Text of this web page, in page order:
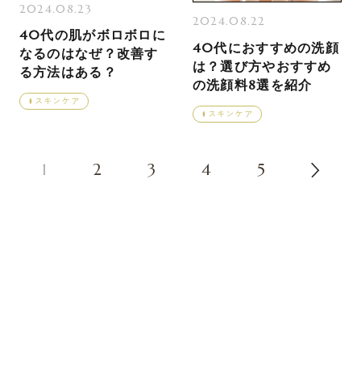
2024.08.23
40代の肌がボロボロに
なるのはなぜ？改善す
る方法はある？
スキンケア
2024.08.22
40代におすすめの洗顔
は？選び方やおすすめ
の洗顔料8選を紹介
スキンケア
1 2 3 4 5